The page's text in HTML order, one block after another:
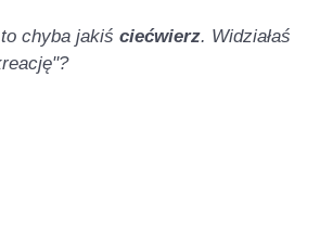
chyba jakiś ciećwierz. Widziałaś